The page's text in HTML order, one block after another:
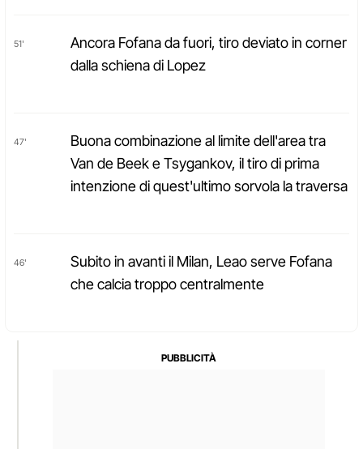
51'
Ancora Fofana da fuori, tiro deviato in corner
dalla schiena di Lopez
47'
Buona combinazione al limite dell'area tra
Van de Beek e Tsygankov, il tiro di prima
intenzione di quest'ultimo sorvola la traversa
46'
Subito in avanti il Milan, Leao serve Fofana
che calcia troppo centralmente